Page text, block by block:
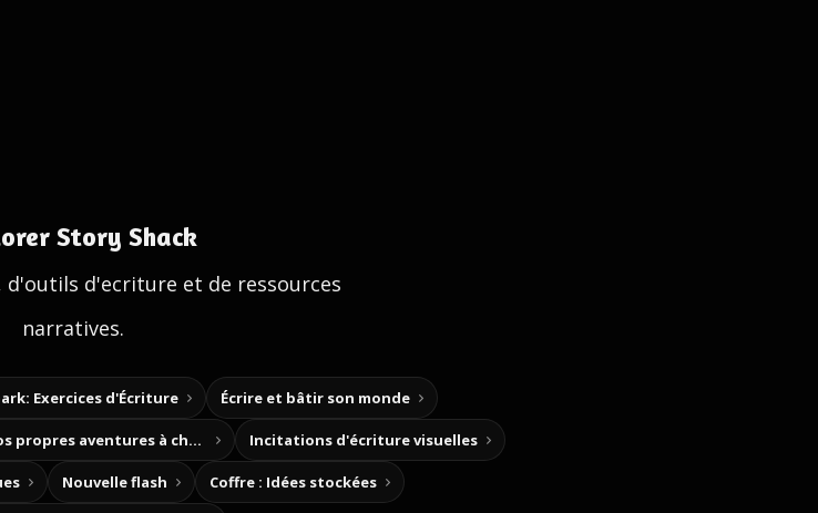
Story Shack
d'outils d'ecriture et de ressources
narratives.
Exercices d'Écriture Écrire et bâtir son monde
Créez vos propres aventures à choix Incitations d'écriture visuelles
Nouvelle flash Coffre : Idées stockées